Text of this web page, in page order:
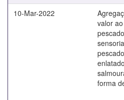
10-Mar-2022
valor ao
forma